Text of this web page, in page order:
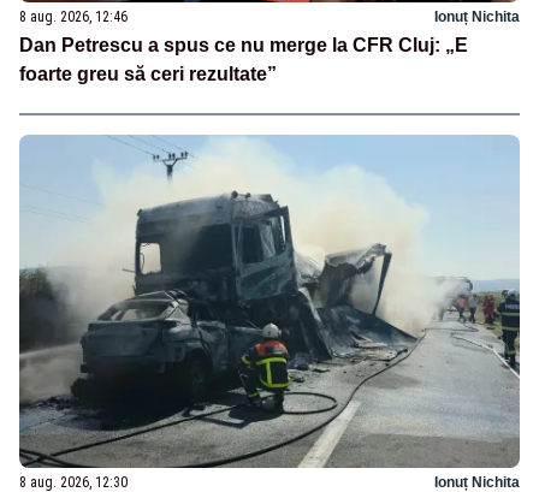
8 aug. 2026, 12:46 Ionuț Nichita
Dan Petrescu a spus ce nu merge la CFR Cluj: „E
foarte greu să ceri rezultate”
8 aug. 2026, 12:30 Ionuț Nichita